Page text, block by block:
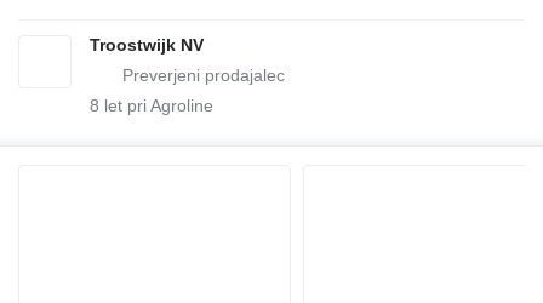
Troostwijk NV
8 let pri Agroline